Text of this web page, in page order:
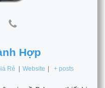
Hợp
Rẻ | Website | + posts